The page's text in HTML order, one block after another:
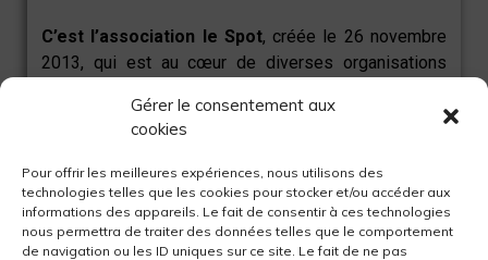
Gérer le consentement aux
cookies
Pour offrir les meilleures expériences, nous utilisons des
technologies telles que les cookies pour stocker et/ou accéder aux
informations des appareils. Le fait de consentir à ces technologies
nous permettra de traiter des données telles que le comportement
de navigation ou les ID uniques sur ce site. Le fait de ne pas
C’est l’association le Spot, créée le 26 novembre
2013, qui est au cœur de diverses organisations
urbaines. Dès le départ, son objectif a été de
revaloriser un quartier défavorisé et abandonné par
l’art.
Situé la capitale gardoise dans un local à 8 rue de
l’Enclos Rey, le Spot possède aujourd’hui plusieurs